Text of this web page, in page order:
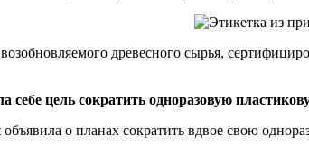
древесного сырья,
себе цель сократить одноразовую
о планах сократить вдвое свою